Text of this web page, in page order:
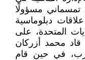
تمسماني مسؤولًا
دبلوماسية
المتحدة، على
محمد أزركان
في حين قام